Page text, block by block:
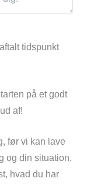
tidspunkt
på et godt
af!
før vi kan lave
og din situation,
hvad du har